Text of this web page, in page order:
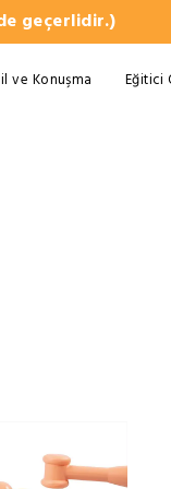
geçerlidir.)
ve Konuşma Eğitici